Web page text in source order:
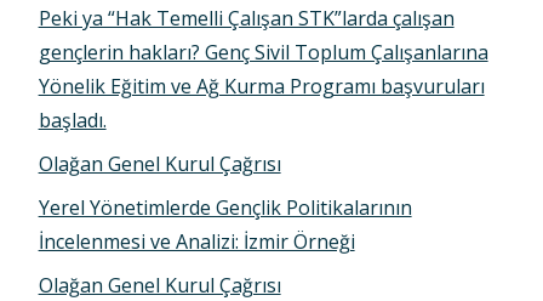
Peki ya “Hak Temelli Çalışan STK”larda çalışan
gençlerin hakları? Genç Sivil Toplum Çalışanlarına
Yönelik Eğitim ve Ağ Kurma Programı başvuruları
başladı.
Olağan Genel Kurul Çağrısı
Yerel Yönetimlerde Gençlik Politikalarının
İncelenmesi ve Analizi: İzmir Örneği
Olağan Genel Kurul Çağrısı